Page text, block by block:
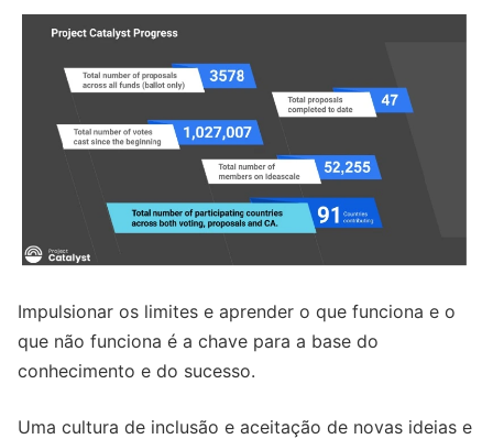
Impulsionar os limites e aprender o que funciona e o
que não funciona é a chave para a base do
conhecimento e do sucesso.
Uma cultura de inclusão e aceitação de novas ideias e